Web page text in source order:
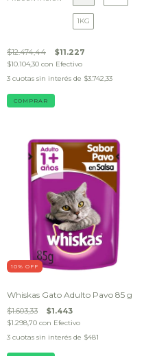
1KG
$12.474,44 $11.227
$10.104,30 con Efectivo
3 cuotas sin interés de $3.742,33
COMPRAR
10% OFF
Whiskas Gato Adulto Pavo 85 g
$1.603,33 $1.443
$1.298,70 con Efectivo
3 cuotas sin interés de $481